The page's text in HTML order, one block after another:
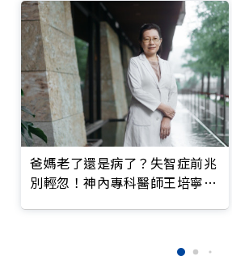
爸媽老了還是病了？失智症前兆
別輕忽！神內專科醫師王培寧呼